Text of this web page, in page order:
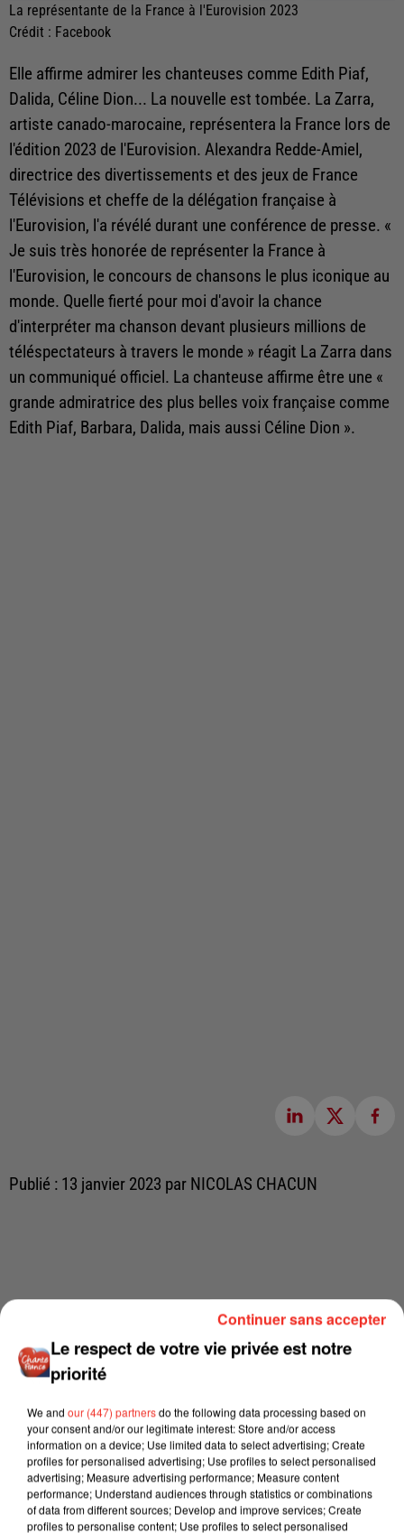
La représentante de la France à l'Eurovision 2023
Crédit : Facebook
Elle affirme admirer les chanteuses comme Edith Piaf,
Dalida, Céline Dion... La nouvelle est tombée. La Zarra,
artiste canado-marocaine, représentera la France lors de
l'édition 2023 de l'Eurovision. Alexandra Redde-Amiel,
directrice des divertissements et des jeux de France
Télévisions et cheffe de la délégation française à
l'Eurovision, l'a révélé durant une conférence de presse. «
Je suis très honorée de représenter la France à
l'Eurovision, le concours de chansons le plus iconique au
monde. Quelle fierté pour moi d'avoir la chance
d'interpréter ma chanson devant plusieurs millions de
téléspectateurs à travers le monde » réagit La Zarra dans
un communiqué officiel. La chanteuse affirme être une «
grande admiratrice des plus belles voix française comme
Edith Piaf, Barbara, Dalida, mais aussi Céline Dion ».
Publié : 13 janvier 2023 par NICOLAS CHACUN
Le respect de votre vie privée est notre
priorité
We and our (447) partnersdo the following data processing based on
your consent and/or our legitimate interest: Store and/or access
information on a device; Use limited data to select advertising; Create
profiles for personalised advertising; Use profiles to select personalised
advertising; Measure advertising performance; Measure content
performance; Understand audiences through statistics or combinations
of data from different sources; Develop and improve services; Create
profiles to personalise content; Use profiles to select personalised
Continuer sans accepter